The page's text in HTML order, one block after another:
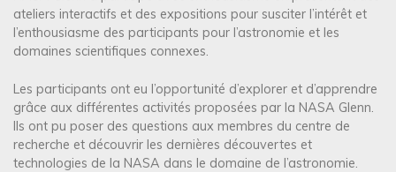
ateliers interactifs et des expositions pour susciter l’intérêt et
l’enthousiasme des participants pour l’astronomie et les
domaines scientifiques connexes.
Les participants ont eu l’opportunité d’explorer et d’apprendre
grâce aux différentes activités proposées par la NASA Glenn.
Ils ont pu poser des questions aux membres du centre de
recherche et découvrir les dernières découvertes et
technologies de la NASA dans le domaine de l’astronomie.